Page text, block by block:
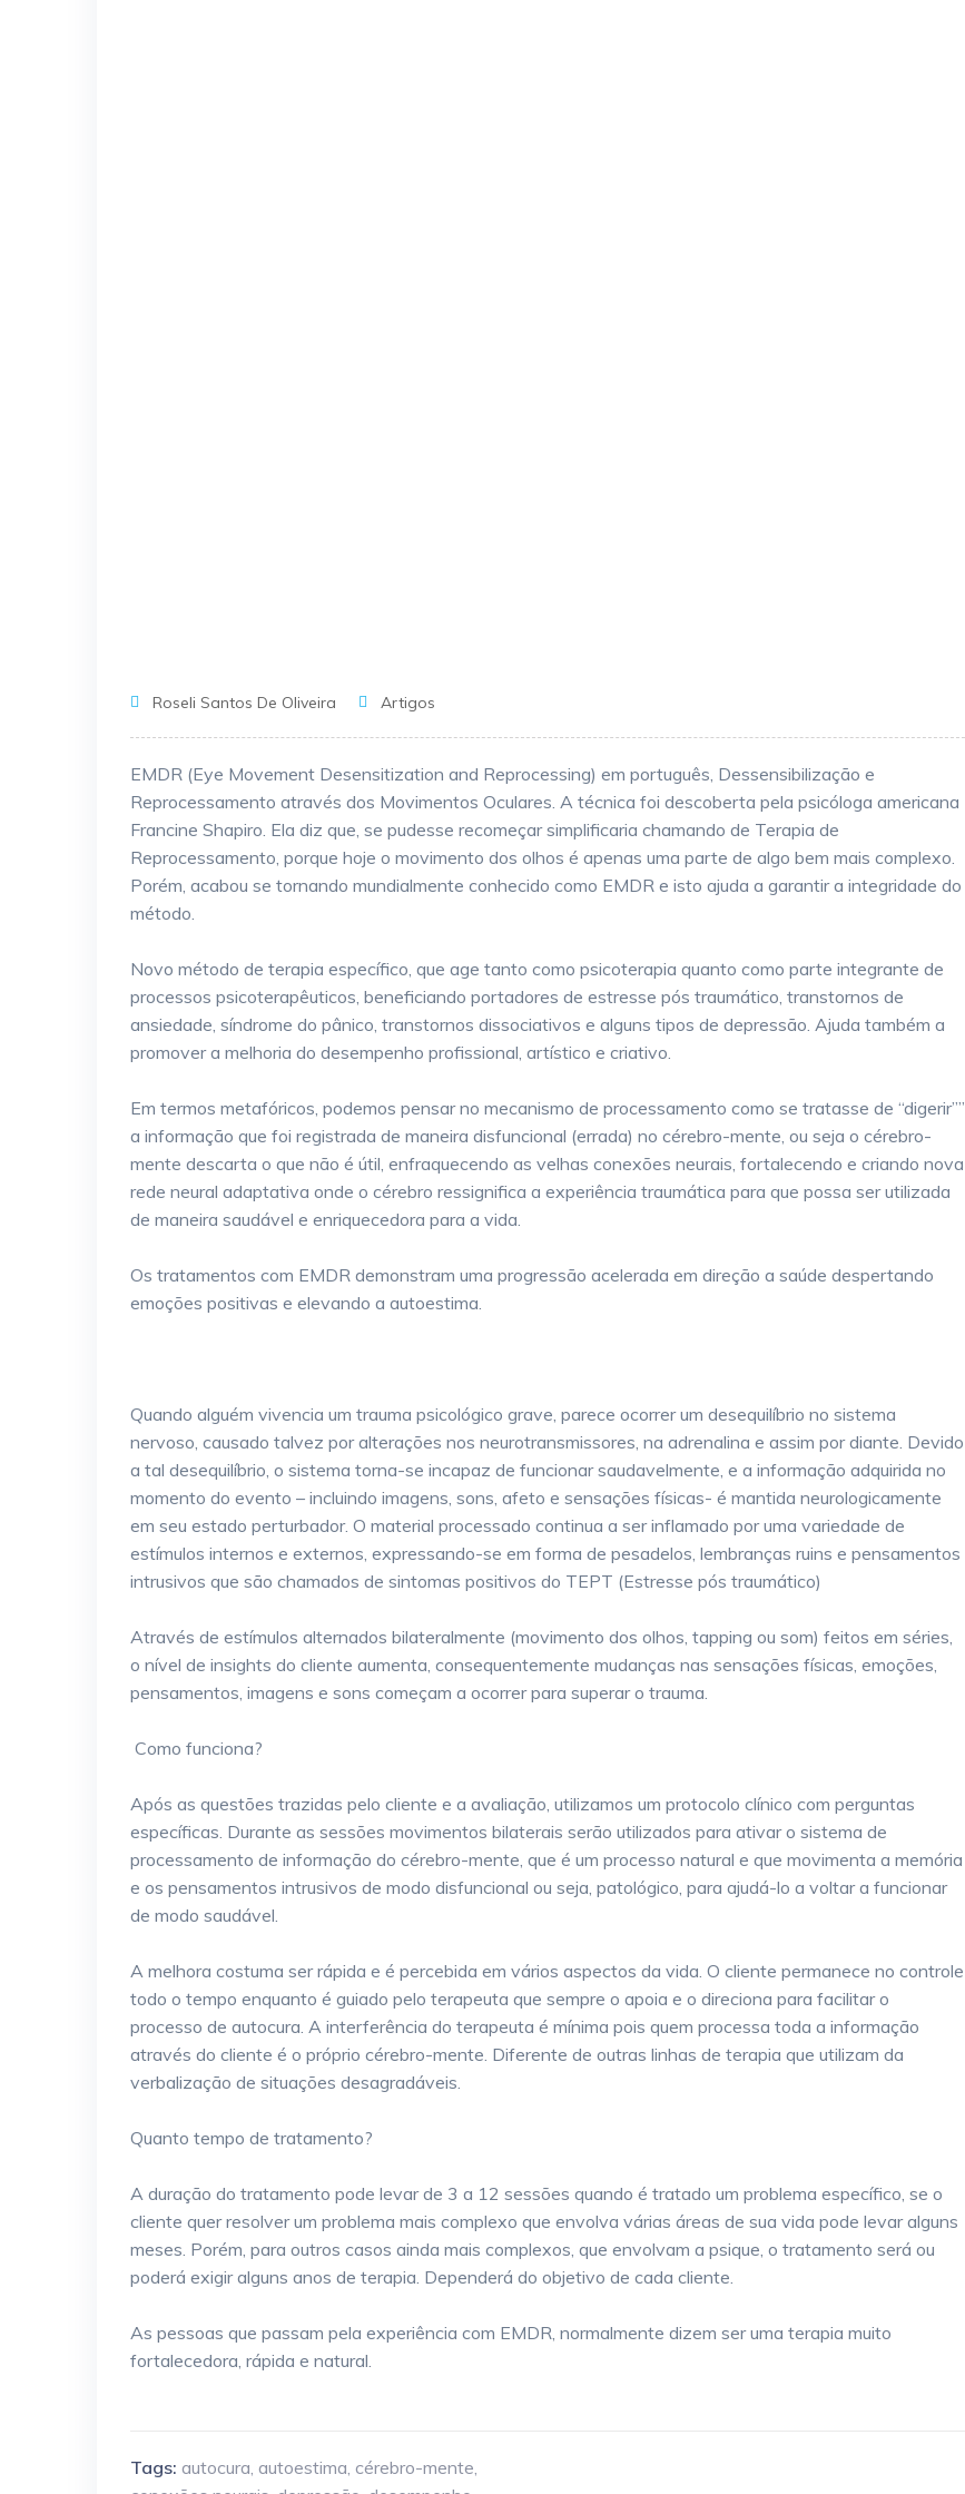
Roseli Santos De Oliveira Artigos
EMDR (Eye Movement Desensitization and Reprocessing) em português, Dessensibilização e
Reprocessamento através dos Movimentos Oculares. A técnica foi descoberta pela psicóloga americana
Francine Shapiro. Ela diz que, se pudesse recomeçar simplificaria chamando de Terapia de
Reprocessamento, porque hoje o movimento dos olhos é apenas uma parte de algo bem mais complexo.
Porém, acabou se tornando mundialmente conhecido como EMDR e isto ajuda a garantir a integridade do
método.
Novo método de terapia específico, que age tanto como psicoterapia quanto como parte integrante de
processos psicoterapêuticos, beneficiando portadores de estresse pós traumático, transtornos de
ansiedade, síndrome do pânico, transtornos dissociativos e alguns tipos de depressão. Ajuda também a
promover a melhoria do desempenho profissional, artístico e criativo.
Em termos metafóricos, podemos pensar no mecanismo de processamento como se tratasse de “digerir””
a informação que foi registrada de maneira disfuncional (errada) no cérebro-mente, ou seja o cérebro-
mente descarta o que não é útil, enfraquecendo as velhas conexões neurais, fortalecendo e criando nova
rede neural adaptativa onde o cérebro ressignifica a experiência traumática para que possa ser utilizada
de maneira saudável e enriquecedora para a vida.
Os tratamentos com EMDR demonstram uma progressão acelerada em direção a saúde despertando
emoções positivas e elevando a autoestima.
Quando alguém vivencia um trauma psicológico grave, parece ocorrer um desequilíbrio no sistema
nervoso, causado talvez por alterações nos neurotransmissores, na adrenalina e assim por diante. Devido
a tal desequilíbrio, o sistema torna-se incapaz de funcionar saudavelmente, e a informação adquirida no
momento do evento – incluindo imagens, sons, afeto e sensações físicas- é mantida neurologicamente
em seu estado perturbador. O material processado continua a ser inflamado por uma variedade de
estímulos internos e externos, expressando-se em forma de pesadelos, lembranças ruins e pensamentos
intrusivos que são chamados de sintomas positivos do TEPT (Estresse pós traumático)
Através de estímulos alternados bilateralmente (movimento dos olhos, tapping ou som) feitos em séries,
o nível de insights do cliente aumenta, consequentemente mudanças nas sensações físicas, emoções,
pensamentos, imagens e sons começam a ocorrer para superar o trauma.
Como funciona?
Após as questões trazidas pelo cliente e a avaliação, utilizamos um protocolo clínico com perguntas
específicas. Durante as sessões movimentos bilaterais serão utilizados para ativar o sistema de
processamento de informação do cérebro-mente, que é um processo natural e que movimenta a memória
e os pensamentos intrusivos de modo disfuncional ou seja, patológico, para ajudá-lo a voltar a funcionar
de modo saudável.
A melhora costuma ser rápida e é percebida em vários aspectos da vida. O cliente permanece no controle
todo o tempo enquanto é guiado pelo terapeuta que sempre o apoia e o direciona para facilitar o
processo de autocura. A interferência do terapeuta é mínima pois quem processa toda a informação
através do cliente é o próprio cérebro-mente. Diferente de outras linhas de terapia que utilizam da
verbalização de situações desagradáveis.
Quanto tempo de tratamento?
A duração do tratamento pode levar de 3 a 12 sessões quando é tratado um problema específico, se o
cliente quer resolver um problema mais complexo que envolva várias áreas de sua vida pode levar alguns
meses. Porém, para outros casos ainda mais complexos, que envolvam a psique, o tratamento será ou
poderá exigir alguns anos de terapia. Dependerá do objetivo de cada cliente.
As pessoas que passam pela experiência com EMDR, normalmente dizem ser uma terapia muito
fortalecedora, rápida e natural.
Tags: autocura, autoestima, cérebro-mente,